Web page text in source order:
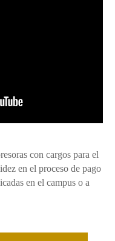
con cargos para el
en el proceso de pago
en el campus o a